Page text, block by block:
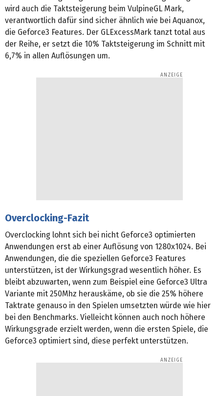
wird auch die Taktsteigerung beim VulpineGL Mark,
verantwortlich dafür sind sicher ähnlich wie bei Aquanox,
die Geforce3 Features. Der GLExcessMark tanzt total aus
der Reihe, er setzt die 10% Taktsteigerung im Schnitt mit
6,7% in allen Auflösungen um.
Overclocking-Fazit
Overclocking lohnt sich bei nicht Geforce3 optimierten
Anwendungen erst ab einer Auflösung von 1280x1024. Bei
Anwendungen, die die speziellen Geforce3 Features
unterstützen, ist der Wirkungsgrad wesentlich höher. Es
bleibt abzuwarten, wenn zum Beispiel eine Geforce3 Ultra
Variante mit 250Mhz herauskäme, ob sie die 25% höhere
Taktrate genauso in den Spielen umsetzten würde wie hier
bei den Benchmarks. Vielleicht können auch noch höhere
Wirkungsgrade erzielt werden, wenn die ersten Spiele, die
Geforce3 optimiert sind, diese perfekt unterstützen.